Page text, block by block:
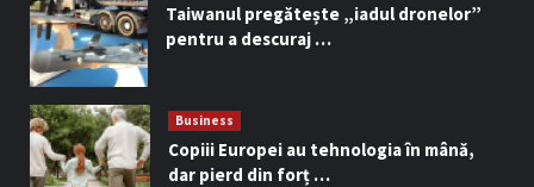
Taiwanul pregătește „iadul dronelor”
pentru a descuraj …
Business
Copiii Europei au tehnologia în mână,
dar pierd din forț …